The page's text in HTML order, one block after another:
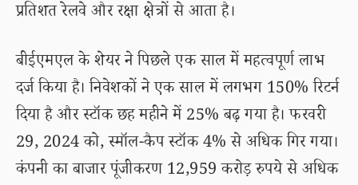
प्रतिशत रेलवे और रक्षा क्षेत्रों से आता है।
बीईएमएल के शेयर ने पिछले एक साल में महत्वपूर्ण लाभ
दर्ज किया है। निवेशकों ने एक साल में लगभग 150% रिटर्न
दिया है और स्टॉक छह महीने में 25% बढ़ गया है। फरवरी
29, 2024 को, स्मॉल-कैप स्टॉक 4% से अधिक गिर गया।
कंपनी का बाजार पूंजीकरण 12,959 करोड़ रुपये से अधिक